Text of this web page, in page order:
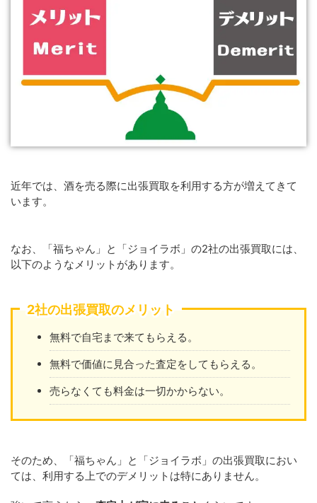
近年では、酒を売る際に出張買取を利用する方が増えてきて
います。
なお、「福ちゃん」と「ジョイラボ」の2社の出張買取には、
以下のようなメリットがあります。
2社の出張買取のメリット
無料で自宅まで来てもらえる。
無料で価値に見合った査定をしてもらえる。
売らなくても料金は一切かからない。
そのため、「福ちゃん」と「ジョイラボ」の出張買取におい
ては、利用する上でのデメリットは特にありません。